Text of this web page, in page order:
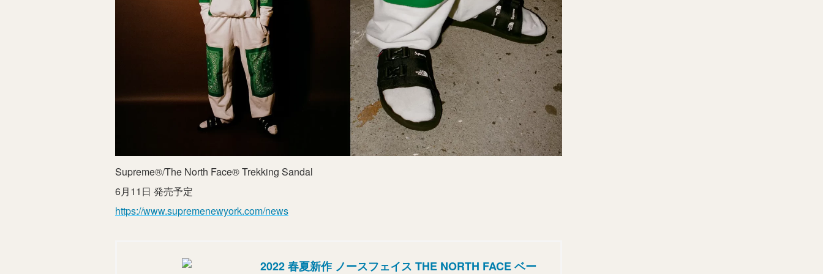
Supreme®/The North Face® Trekking Sandal
6月11日 発売予定
https://www.supremenewyork.com/news
2022 春夏新作 ノースフェイス THE NORTH FACE ベー